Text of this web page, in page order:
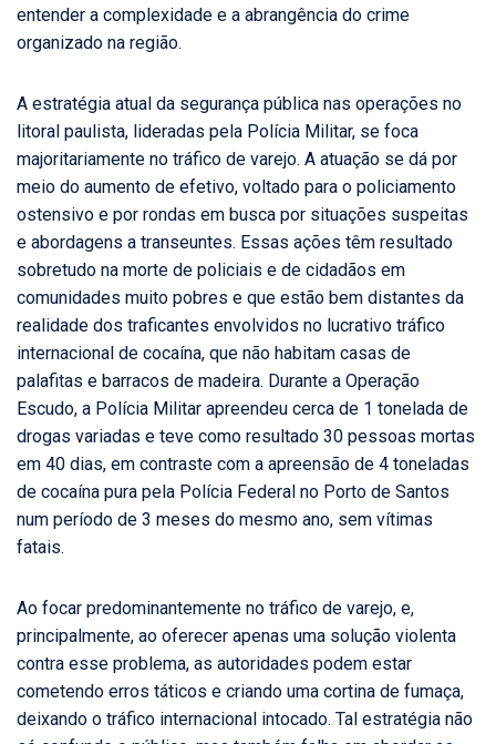
entender a complexidade e a abrangência do crime
organizado na região.
A estratégia atual da segurança pública nas operações no
litoral paulista, lideradas pela Polícia Militar, se foca
majoritariamente no tráfico de varejo. A atuação se dá por
meio do aumento de efetivo, voltado para o policiamento
ostensivo e por rondas em busca por situações suspeitas
e abordagens a transeuntes. Essas ações têm resultado
sobretudo na morte de policiais e de cidadãos em
comunidades muito pobres e que estão bem distantes da
realidade dos traficantes envolvidos no lucrativo tráfico
internacional de cocaína, que não habitam casas de
palafitas e barracos de madeira. Durante a Operação
Escudo, a Polícia Militar apreendeu cerca de 1 tonelada de
drogas variadas e teve como resultado 30 pessoas mortas
em 40 dias, em contraste com a apreensão de 4 toneladas
de cocaína pura pela Polícia Federal no Porto de Santos
num período de 3 meses do mesmo ano, sem vítimas
fatais.
Ao focar predominantemente no tráfico de varejo, e,
principalmente, ao oferecer apenas uma solução violenta
contra esse problema, as autoridades podem estar
cometendo erros táticos e criando uma cortina de fumaça,
deixando o tráfico internacional intocado. Tal estratégia não